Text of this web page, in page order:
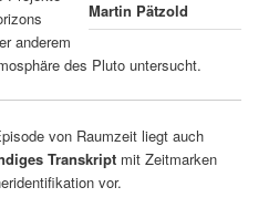
Martin Pätzold
anderem
des Pluto untersucht.
von Raumzeit liegt auch
Transkriptmit Zeitmarken
vor.